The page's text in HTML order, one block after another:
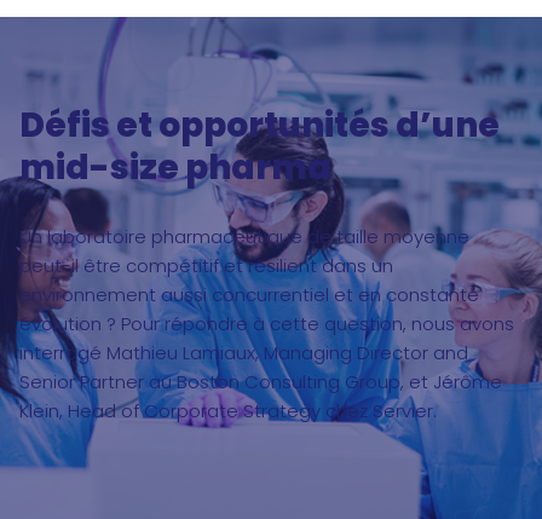
Défis et opportunités d’une
mid-size pharma
Un laboratoire pharmaceutique de taille moyenne
peut-il être compétitif et résilient dans un
environnement aussi concurrentiel et en constante
évolution ? Pour répondre à cette question, nous avons
interrogé Mathieu Lamiaux, Managing Director and
Senior Partner au Boston Consulting Group, et Jérôme
Klein, Head of Corporate Strategy chez Servier.